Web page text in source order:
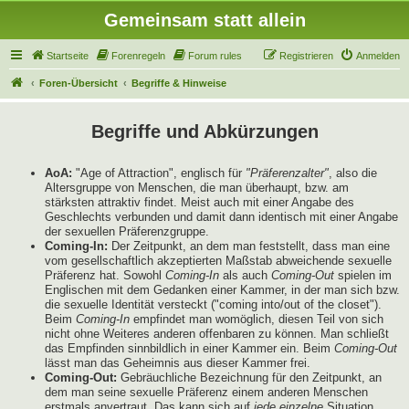
Gemeinsam statt allein
Startseite Forenregeln Forum rules Anmelden
Registrieren
Foren-Übersicht Begriffe & Hinweise
Begriffe und Abkürzungen
AoA: "Age of Attraction", englisch für "Präferenzalter", also die
Altersgruppe von Menschen, die man überhaupt, bzw. am
stärksten attraktiv findet. Meist auch mit einer Angabe des
Geschlechts verbunden und damit dann identisch mit einer Angabe
der sexuellen Präferenzgruppe.
Coming-In: Der Zeitpunkt, an dem man feststellt, dass man eine
vom gesellschaftlich akzeptierten Maßstab abweichende sexuelle
Präferenz hat. Sowohl Coming-In als auch Coming-Out spielen im
Englischen mit dem Gedanken einer Kammer, in der man sich bzw.
die sexuelle Identität versteckt ("coming into/out of the closet").
Beim Coming-In empfindet man womöglich, diesen Teil von sich
nicht ohne Weiteres anderen offenbaren zu können. Man schließt
das Empfinden sinnbildlich in einer Kammer ein. Beim Coming-Out
lässt man das Geheimnis aus dieser Kammer frei.
Coming-Out: Gebräuchliche Bezeichnung für den Zeitpunkt, an
dem man seine sexuelle Präferenz einem anderen Menschen